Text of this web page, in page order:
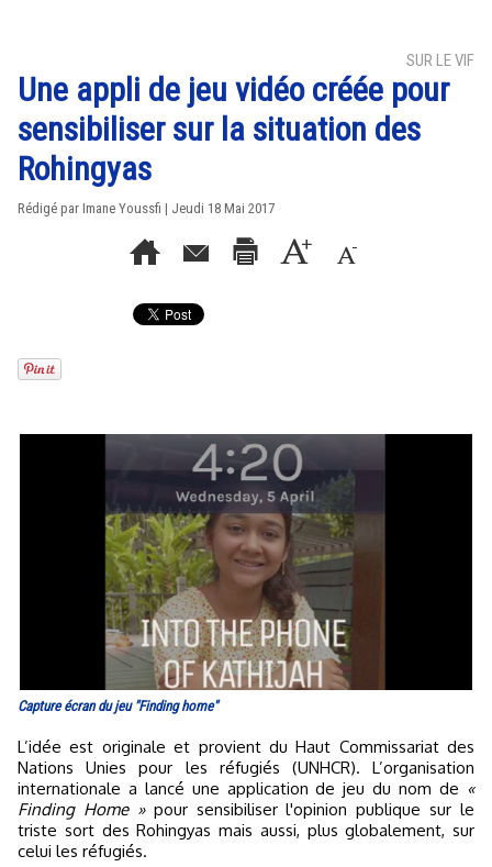
SUR LE VIF
Une appli de jeu vidéo créée pour
sensibiliser sur la situation des
Rohingyas
Rédigé par Imane Youssfi | Jeudi 18 Mai 2017
Capture écran du jeu "Finding home"
L’idée est originale et provient du Haut Commissariat des
Nations Unies pour les réfugiés (UNHCR). L’organisation
internationale a lancé une application de jeu du nom de «
Finding Home »pour sensibiliser l'opinion publique sur le
triste sort des Rohingyas mais aussi, plus globalement, sur
celui les réfugiés.